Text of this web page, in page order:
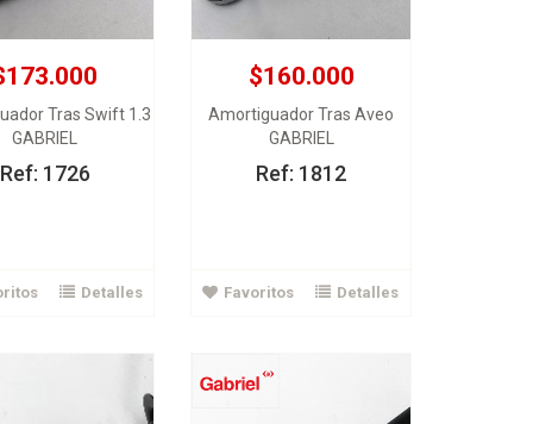
Tras Swift 1.3
GABRIEL
Ref: 1726
Detalles
$160.000
Amortiguador Tras Aveo
GABRIEL
Ref: 1812
Favoritos Detalles
Tras Izq Optra
al carrito
$82.000
Amortiguador Tras Spark
Cronos 06>
Agregar al carrito